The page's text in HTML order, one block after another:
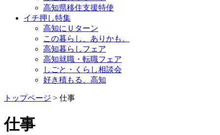
高知県移住支援特使
イチ押し特集
高知にＵターン
この暮らし、ありかも。
高知暮らしフェア
高知就職・転職フェア
しごと・くらし相談会
好き積もる、高知
トップページ > 仕事
仕事